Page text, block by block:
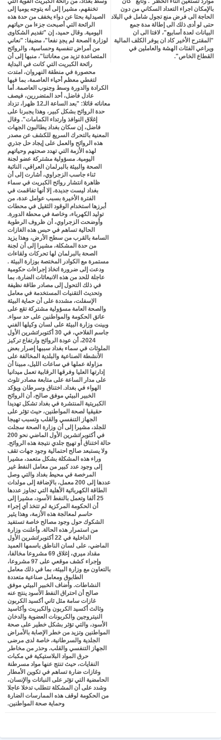
بالإمكان اجراء التعداد السكاني من دون
الحاجة الى فرض منع تجول شامل في البلاد
حتى لو أدى ذلك الى إطالة مدة جمع
البيانات لعدة أسابيع"، لافتا الى ان
"المقترح الأخير كاد ان يوفر الكلف المالية
ويراعي الفئات الهشة والعاملين في
القطاع الخاص".
تخنقهم، مشيرا إلى أنه يتوجه يوميا إلى
الصيدلية بحثا عن دواء يخفف من حدة هذه
الرائحة التي أصبحت جزءا من حياتهم
اليومية. وقال حميد، إن "تقديم الشكاوى
لوزارة الصحة لم يجدِ نفعا"، مضيفا: "نعاني
من أمراض تنفسية وحساسية، والروائح
المتصاعدة تزيد من معاناتنا"، منبها إلى أن
رائحة الكبريت التي كانت في البداية
محصورة في منطقة النهروان، امتدت
لتغطي معظم أحياء العاصمة، بما فيها
الكرادة والدورة وسط وجنوب العاصمة. أما
عادل فاضل، أحد المتضررين، فيصف
معاناته قائلا: "بعد الساعة الـ12 ظهرا، تزداد
حدة الروائح بشكل كبير، وهذا يجبرنا على
إغلاق النوافذ وارتداء الكمامات". وقال
فاضل، إن سكان بغداد يطالبون الجهات
المعنية بالتحرك السريع للكشف عن مصدر
هذه الروائح والعمل على إيجاد حل جذري
لهذه الأزمة التي تهدد صحتهم وحياتهم
اليومية. مسؤولية مشتركة عضو لجنة
الصحة والبيئة بالبرلمان العراقي، النائبة
ثناء جاسب الزجراوي، أشارت إلى أن
ظاهرة انتشار روائح الكبريت في سماء
بغداد ليست جديدة، إلا أنها تفاقمت في
الفترة الأخيرة بسبب عوامل عدة، من
أبرزها استخدام الوقود الثقيل في محطات
توليد الكهرباء، وخاصة في محطة الدورة.
وأوضحت الزجراوي، أن ظروف الرطوبة
الحالية تساهم في حبس هذه الغازات
السامة بالقرب من سطح الأرض، وهذا يزيد
من حدة المشكلة، مشيرا إلى أن لجنة
الصحة بالبرلمان لها تحركات ولقاءات
مستمرة مع الكوادر المختصة بوزارة البيئة .
ودعت إلى ضرورة اتخاذ إجراءات حكومية
عاجلة للحد من هذه الانبعاثات الضارة، بما
في ذلك التحول إلى مصادر طاقة نظيفة
وتحديث التقنيات المستخدمة في معامل
الإسفلت، مشددة على أن حماية البيئة
والصحة العامة مسؤولية مشتركة تقع على
عاتق الحكومة والمواطنين على حد سواء.
وبينت وزارة البيئة على لسان وكيلها الفني
جاسم الفلاحي، في 30 أكتوبر/تشرين الأول
2024، أن عودة الروائح وارتفاع تركيز
الملوثات في سماء بغداد سببها إصرار بعض
الأنشطة الصناعية والبلدية المخالفة على
مزاولة عملها في ساعات الليل، مبينا أن
إدارتها العليا وفرقها الرقابية تعمل ميدانيا
على مدار الساعة على متابعة مصادر تلوث
الهواء في بغداد. اختناق وسرطان ويؤكد
الخبير البيئي موفق صالح، أن الروائح
الكبريتية المنتشرة في بغداد تشكل تهديدا
حقيقيا لصحة المواطنين، حيث تؤثر على
الجهاز التنفسي والقلب وتسبب تهيجا
للجلد، مشيرا إلى أن وزارة الصحة سجلت
في أكتوبر/تشرين الأول الماضي نحو 200
حالة اختناق أو تهيج جلدي نتيجة هذه الروائح.
ولا يستبعد صالح احتمالية وجود جهات تقف
وراء هذه المشكلة بشكل متعمد، مشيرا
إلى وجود عدد كبير من معامل النفط غير
المرخصة في محيط بغداد والتي وصل
عددها إلى 200 معمل، بالإضافة إلى مولدات
الطاقة الكهربائية الأهلية التي تجاوز عددها
25 ألفا وتعمل بالنفط الأسود، مشيرا إلى
أن الحكومة المركزية لم تتخذ أي إجراء
حاسم لمعالجة هذه الأزمة، وهذا يثير
الشكوك حول وجود مصالح خاصة تستفيد
من استمرار هذه الحالة. وأعلنت وزارة
الداخلية في 22 أكتوبر/تشرين الأول
الماضي، على لسان الناطق باسمها العميد
مقداد ميري، إغلاق 69 مشروعا مخالفا،
وإجراء كشف موقعي على 97 مشروعا،
بالتعاون مع وزارة البيئة، بما في ذلك معامل
الطابوق ومعامل صناعية متعددة
النشاطات. وأضاف الخبير البيئي موفق
صالح أن احتراق النفط الأسود ينتج عنه
غازات سامة مثل ثاني أكسيد الكربون
وثالث أكسيد الكربون والكبريت وأكاسيد
النيتروجين والكربونات العضوية والدخان
الأسود، والتي تؤثر بشكل خطير على صحة
المواطنين وتزيد من خطر الإصابة بالأمراض
الجلدية والسرطانية، خاصة لدى مرضى
الجهاز التنفسي والقلب. وحذر من مخاطر
حرق المواد البلاستيكية في مكبات
النفايات، حيث تنتج عنها مواد مسرطنة
وغازات ضارة تساهم في تكوين الأمطار
الحامضية التي تؤثر على النباتات والإنسان،
وشدد على أن المشكلة تتطلب تدخلا عاجلا
من الحكومة لوقف هذه الممارسات الضارة
وحماية صحة المواطنين.